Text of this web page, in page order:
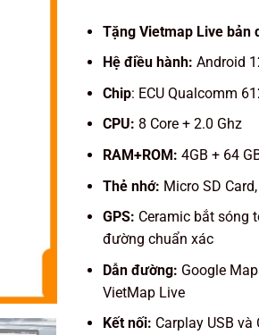
Tặng Vietmap Live bản
Hệ điều hành: Android
Chip: ECU Qualcomm
CPU: 8 Core + 2.0 Ghz
RAM+ROM: 4GB + 64
Thẻ nhớ: Micro SD
GPS: Ceramic bắt sóng
đường chuẩn xác
Dẫn đường: Google
VietMap Live
Kết nối: Carplay USB